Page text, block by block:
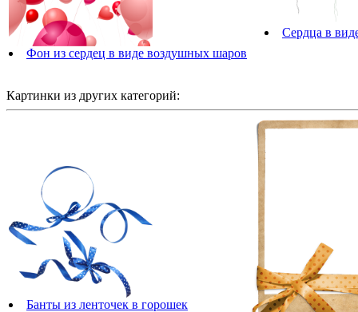
Фон из сердец в виде воздушных шаров
Сердца в
Картинки из других категорий:
Банты из ленточек в горошек